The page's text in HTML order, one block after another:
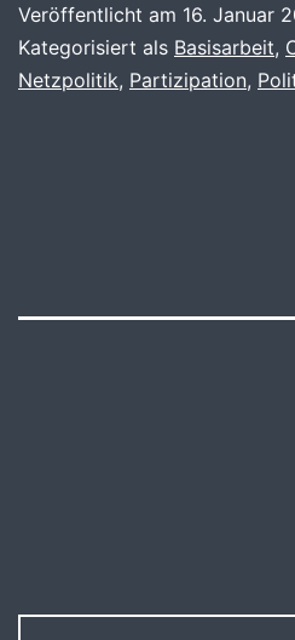
Veröffentlicht am 16. Januar
Kategorisiert als Basisarbeit,
Netzpolitik, Partizipation,